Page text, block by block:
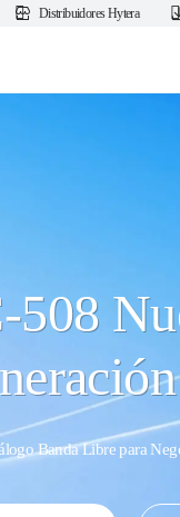
Distribuidores Hytera
508
Banda Libre para